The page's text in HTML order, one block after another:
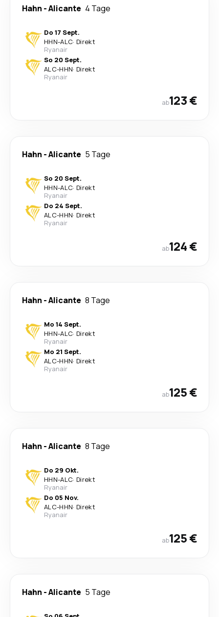
Hahn -Alicante 4 Tage
Do 17 Sept.
HHN-ALC· Direkt
Ryanair
So 20 Sept.
ALC-HHN· Direkt
Ryanair
ab123 €
Hahn -Alicante 5 Tage
So 20 Sept.
HHN-ALC· Direkt
Ryanair
Do 24 Sept.
ALC-HHN· Direkt
Ryanair
ab124 €
Hahn -Alicante 8 Tage
Mo 14 Sept.
HHN-ALC· Direkt
Ryanair
Mo 21 Sept.
ALC-HHN· Direkt
Ryanair
ab125 €
Hahn -Alicante 8 Tage
Do 29 Okt.
HHN-ALC· Direkt
Ryanair
Do 05 Nov.
ALC-HHN· Direkt
Ryanair
ab125 €
Hahn -Alicante 5 Tage